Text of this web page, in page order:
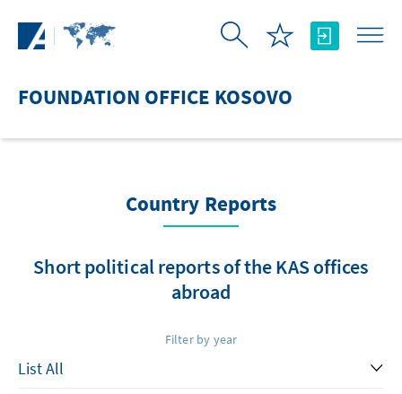
FOUNDATION OFFICE KOSOVO
Country Reports
Short political reports of the KAS offices
abroad
Filter by year